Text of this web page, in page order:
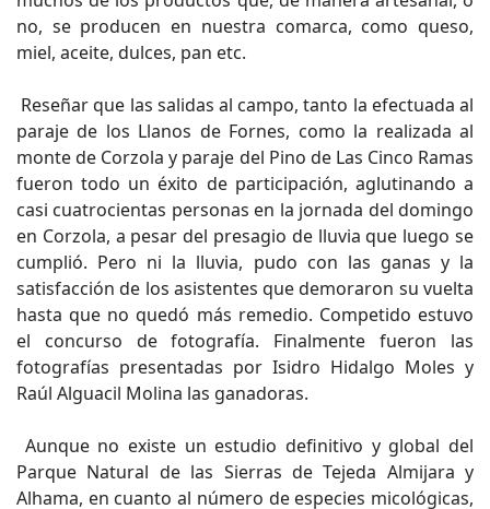
no, se producen en nuestra comarca, como queso,
miel, aceite, dulces, pan etc.
Reseñar que las salidas al campo, tanto la efectuada al
paraje de los Llanos de Fornes, como la realizada al
monte de Corzola y paraje del Pino de Las Cinco Ramas
fueron todo un éxito de participación, aglutinando a
casi cuatrocientas personas en la jornada del domingo
en Corzola, a pesar del presagio de lluvia que luego se
cumplió. Pero ni la lluvia, pudo con las ganas y la
satisfacción de los asistentes que demoraron su vuelta
hasta que no quedó más remedio. Competido estuvo
el concurso de fotografía. Finalmente fueron las
fotografías presentadas por Isidro Hidalgo Moles y
Raúl Alguacil Molina las ganadoras.
Aunque no existe un estudio definitivo y global del
Parque Natural de las Sierras de Tejeda Almijara y
Alhama, en cuanto al número de especies micológicas,